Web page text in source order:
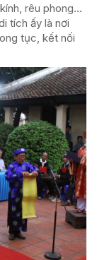
rêu phong…
tích ấy là nơi
tục, kết nối